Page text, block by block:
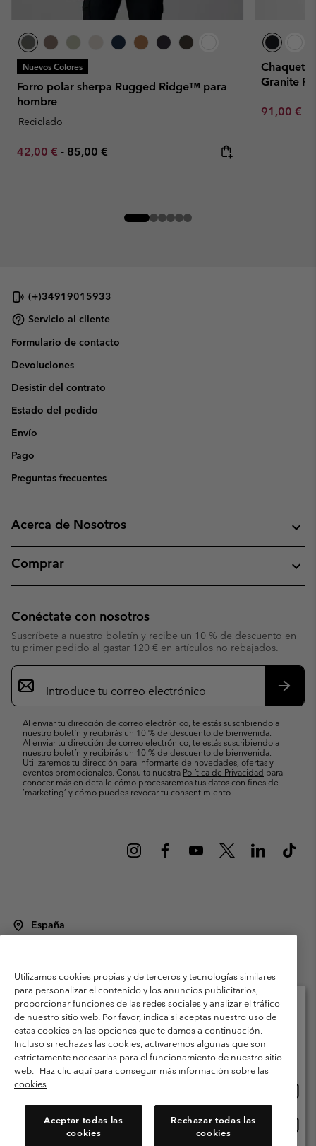
Nuevos Colores
Forro polar sherpa Rugged Ridge™ para
hombre
Reciclado
Minimum sale price:
42,00 € - Maximum price:
85,00 €
Chaqueta
Granite
Sale price:
91,00 €
(+)34919015933
Servicio al cliente
Formulario de contacto
Devoluciones
Desistir del contrato
Estado del pedido
Envío
Pago
Preguntas frecuentes
Acerca de Nosotros
Comprar
Conéctate con nosotros
Suscríbete a nuestro boletín y recibe un 10 % de descuento en
tu primer pedido al gastar 120 € en artículos no rebajados.
Suscripción
de
correo
Al enviar tu dirección de correo electrónico, te estás suscribiendo a
nuestro boletín y recibirás un 10 % de descuento de bienvenida.
Al enviar tu dirección de correo electrónico, te estás suscribiendo a
nuestro boletín y recibirás un 10 % de descuento de bienvenida.
Utilizaremos tu dirección para informarte de novedades, ofertas y
eventos promocionales. Consulta nuestra Política de Privacidad para
conocer más en detalle cómo procesaremos tus datos con fines de
’marketing’ y cómo puedes revocar tu consentimiento.
España
Condiciones de uso
Terminos de Venta
Garantía
Política de Privacidad
Términos y condiciones del programa de miembros
Términos De Uso Del Contenido Generado Por Los Usuarios
Impressum
Cookies Public CBCR
Utilizamos cookies propias y de terceros y tecnologías similares
para personalizar el contenido y los anuncios publicitarios,
proporcionar funciones de las redes sociales y analizar el tráfico
de nuestro sitio web. Por favor, indica si aceptas nuestro uso de
estas cookies en las opciones que te damos a continuación.
Incluso si rechazas las cookies, activaremos algunas que son
estrictamente necesarias para el funcionamiento de nuestro sitio
web. Haz clic aquí para conseguir más información sobre las
cookies
Aceptar todas las
cookies
Rechazar todas las
cookies
Selecciona tu país e idioma envío
Compras en línea disponibles
línea
España